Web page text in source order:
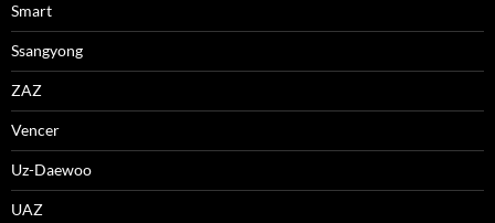
Smart
Ssangyong
ZAZ
Vencer
Uz-Daewoo
UAZ